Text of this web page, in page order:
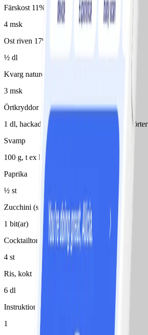
Färskost 11%
4 msk
Ost riven 17%
½ dl
Kvarg naturell 10%
3 msk
Örtkryddor
1 dl, hackade t ex persilja el provensalska örter
Svamp
100 g, t ex kantareller
Paprika
½ st
Zucchini (squash)
1 bit(ar)
Cocktailtomater
4 st
Ris, kokt
6 dl
Instruktioner
1